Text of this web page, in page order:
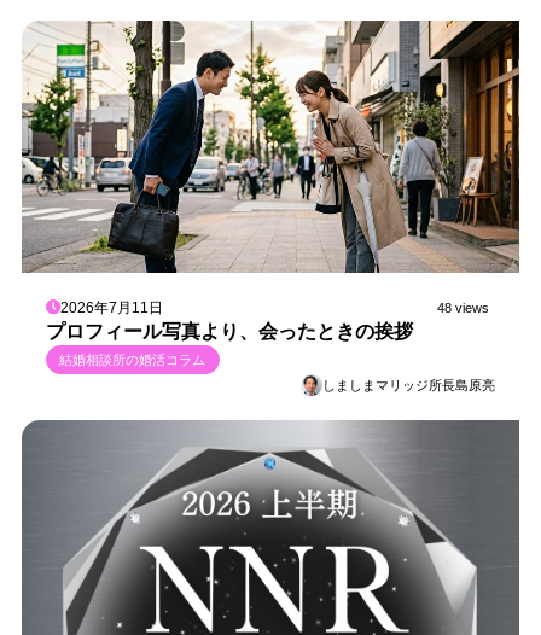
2026年7月11日 48 views
プロフィール写真より、会ったときの挨拶
結婚相談所の婚活コラム
しましまマリッジ所長島原亮